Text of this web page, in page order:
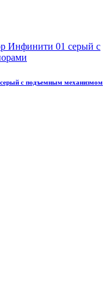
с подъемным механизмом